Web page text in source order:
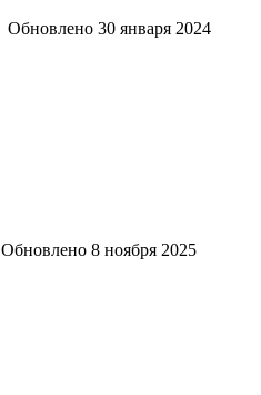
Обновлено 30 января 2024
Обновлено 8 ноября 2025